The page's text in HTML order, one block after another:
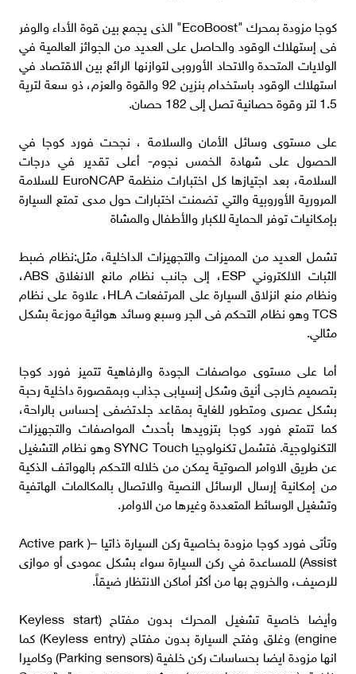
كوجا مزودة بمحرك "EcoBoost" الذى يجمع بين قوة الأداء والوفر
فى إستهلاك الوقود والحاصل على العديد من الجوائز العالمية في
الولايات المتحدة والاتحاد الأوروبى لتوازنها الرائع بين الاقتصاد في
استهلاك الوقود باستخدام بنزين 92 والقوة والعزم، ذو سعة لترية
1.5 لتر وقوة حصانية تصل إلى 182 حصان.
على مستوى وسائل الأمان والسلامة ، نجحت فورد كوجا في
الحصول على شهادة الخمس نجوم- أعلى تقدير في درجات
السلامة، بعد اجتيازها كل اختبارات منظمة EuroNCAP للسلامة
المرورية الأوروبية والتي تضمنت اختبارات حول مدى تمتع السيارة
بإمكانيات توفر الحماية للكبار والأطفال والمشاة
تشمل العديد من المميزات والتجهيزات الداخلية، مثل:نظام ضبط
الثبات الالكتروني ESP، إلى جانب نظام مانع الانغلاق ABS،
ونظام منع انزلاق السيارة على المرتفعات HLA، علاوة على نظام
TCS وهو نظام التحكم فى الجر وسبع وسائد هوائية موزعة بشكل
مثالي.
أما على مستوى مواصفات الجودة والرفاهية تتميز فورد كوجا
بتصميم خارجى أنيق وشكل إنسيابى جذاب وبمقصورة داخلية رحبة
بشكل عصرى ومتطور للغاية بمقاعد جلدتضفى إحساس بالراحة،
كما تتمتع فورد كوجا بتزويدها بأحدث المواصفات والتجهيزات
التكنولوجية. فتشمل تكنولوجيا SYNC Touch وهو نظام التشغيل
عن طريق الاوامر الصوتية يمكن من خلاله التحكم بالهواتف الذكية
من إمكانية إرسال الرسائل النصية والاتصال بالمكالمات الهاتفية
وتشغيل الوسائط المتعددة وغيرها من الاوامر.
وتأتى فورد كوجا مزودة بخاصية ركن السيارة ذاتيا –( Active park
Assist) للمساعدة في ركن السيارة سواء بشكل عمودى أو موازى
للرصيف، والخروج بها من أكثر أماكن الانتظار ضيقاً.
وأيضا خاصية تشغيل المحرك بدون مفتاح (Keyless start
engine) وغلق وفتح السيارة بدون مفتاح (Keyless entry) كما
انها مزودة ايضا بحساسات ركن خلفية (Parking sensors) وكاميرا